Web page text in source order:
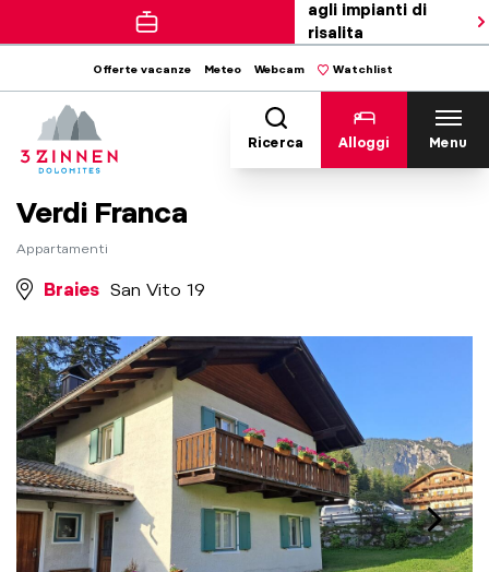
agli impianti di
risalita
Offerte vacanze Meteo Webcam Watchlist
Ricerca Alloggi Menu
Verdi Franca
Appartamenti
Braies San Vito 19